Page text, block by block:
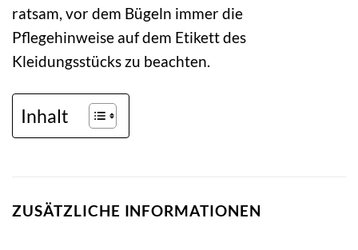
ratsam, vor dem Bügeln immer die
Pflegehinweise auf dem Etikett des
Kleidungsstücks zu beachten.
Inhalt
ZUSÄTZLICHE INFORMATIONEN